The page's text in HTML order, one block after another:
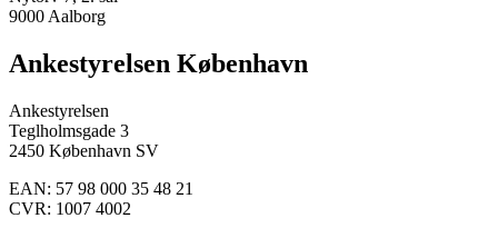
9000 Aalborg
Ankestyrelsen København
Ankestyrelsen
Teglholmsgade 3
2450 København SV
EAN: 57 98 000 35 48 21
CVR: 1007 4002